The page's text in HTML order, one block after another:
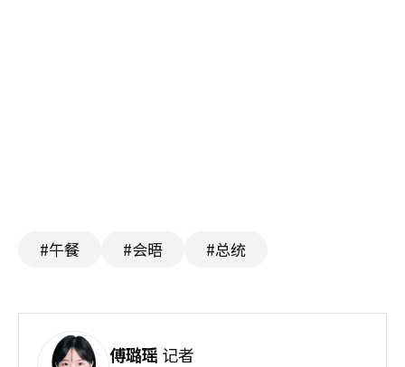
#午餐 #会晤 #总统
傅璐瑶 记者